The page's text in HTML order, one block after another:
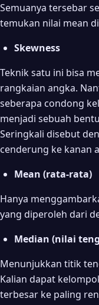
Semuanya tersebar
temukan nilai mean
Skewness
Teknik satu ini bisa
rangkaian angka.
seberapa condong
menjadi sebuah
Seringkali disebut
cenderung ke kanan
Mean (rata-rata)
Hanya
yang diperoleh dari
Median (nilai
Menunjukkan titik
Kalian dapat
terbesar ke paling